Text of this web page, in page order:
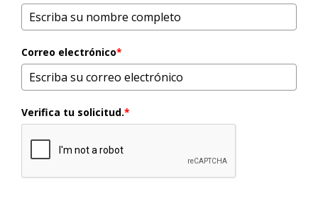
Correo electrónico*
Verifica tu solicitud.*